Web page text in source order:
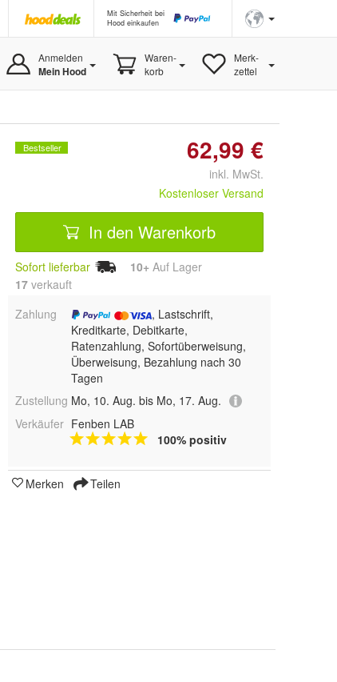
Mit Sicherheit bei
Hood einkaufen
Anmelden
Mein Hood
Waren-
korb
Merk-
zettel
Bestseller 62,99 €
inkl. MwSt.
Kostenloser Versand
In den Warenkorb
Sofort lieferbar 10+ Auf Lager
17 verkauft
Zahlung
, Lastschrift,
Kreditkarte, Debitkarte,
Ratenzahlung, Sofortüberweisung,
Überweisung, Bezahlung nach 30
Tagen
Zustellung Mo, 10. Aug. bis Mo, 17. Aug.
Verkäufer Fenben LAB
100% positiv
Merken Teilen